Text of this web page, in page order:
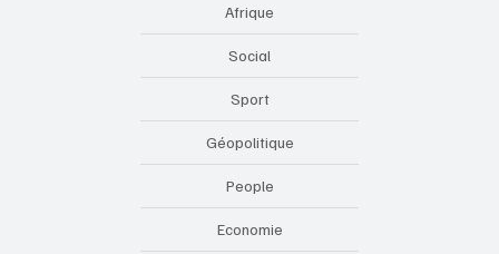
Afrique
Social
Sport
Géopolitique
People
Economie